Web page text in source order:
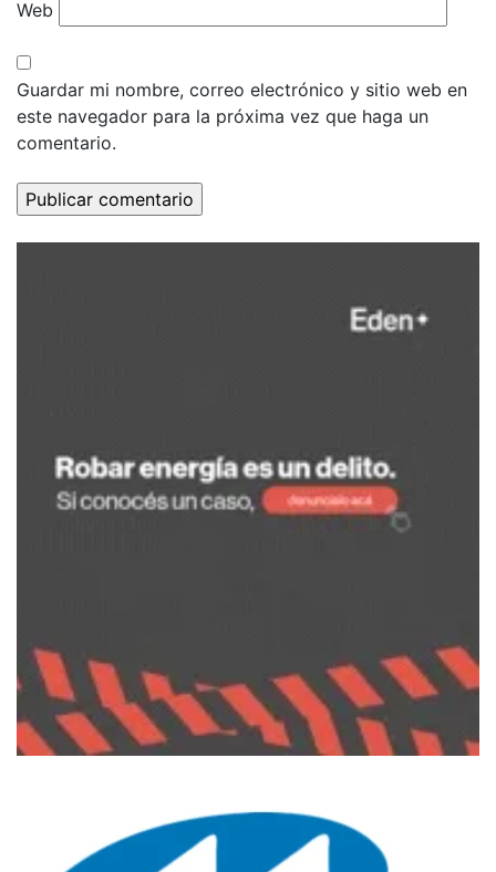
Web
Guardar mi nombre, correo electrónico y sitio web en
este navegador para la próxima vez que haga un
comentario.